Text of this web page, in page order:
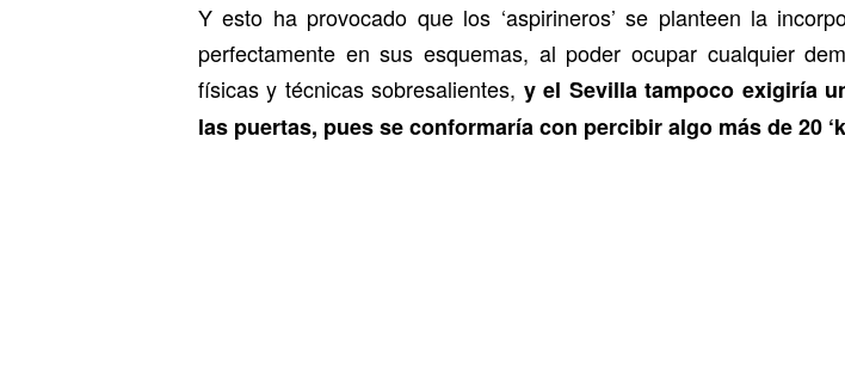
Y esto ha provocado que los ‘aspirineros’ se planteen la
perfectamente en sus esquemas, al poder ocupar cualquier
físicas y técnicas sobresalientes, y el Sevilla tampoco exigiría
las puertas, pues se conformaría con percibir algo más de 20